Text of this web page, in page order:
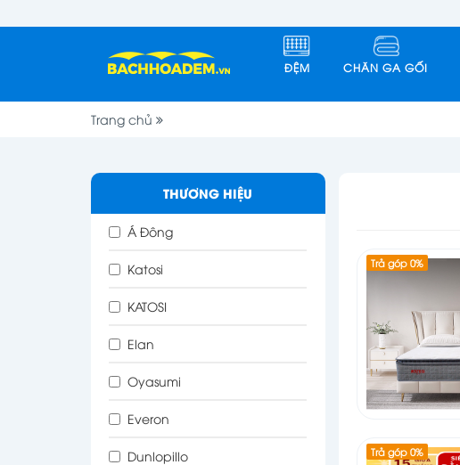
ĐỆM CHĂN GA GỐI
Trang chủ
THƯƠNG HIỆU
Á Đông
Katosi
KATOSI
Elan
Oyasumi
Everon
Dunlopillo
Trả góp 0%
Trả góp 0%